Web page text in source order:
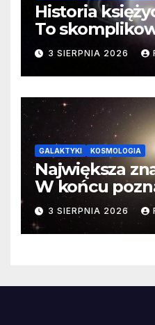
Historia
To
3 SIERPNIA 2026
GALAKTYKI KOSMOLOGIA
Największa
W końcu
faktyczne
3 SIERPNIA 2026